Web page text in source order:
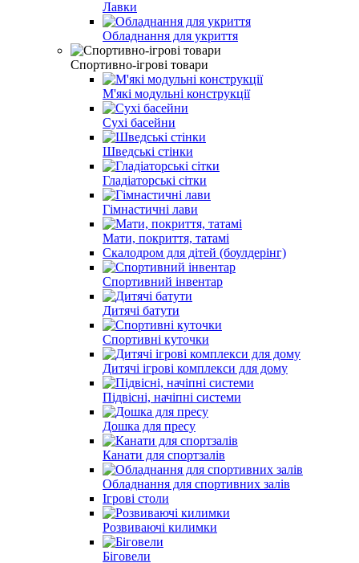
Лавки
Обладнання для укриття
Спортивно-ігрові товари
М'які модульні конструкції
Сухі басейни
Шведські стінки
Гладіаторські сітки
Гімнастичні лави
Мати, покриття, татамі
Скалодром для дітей (боулдерінг)
Спортивний інвентар
Дитячі батути
Спортивні куточки
Дитячі ігрові комплекси для дому
Підвісні, начіпні системи
Дошка для пресу
Канати для спортзалів
Обладнання для спортивних залів
Ігрові столи
Розвиваючі килимки
Біговели